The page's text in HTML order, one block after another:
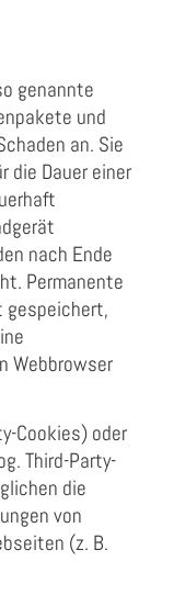
genannte
und
an. Sie
die Dauer einer
nach Ende
Permanente
gespeichert,
Webbrowser
Cookies) oder
Third-Party-
die
von
(z. B.